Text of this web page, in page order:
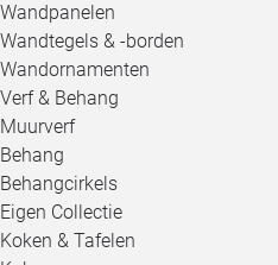
Wandpanelen
Wandtegels & -borden
Wandornamenten
Verf & Behang
Muurverf
Behang
Behangcirkels
Eigen Collectie
Koken & Tafelen